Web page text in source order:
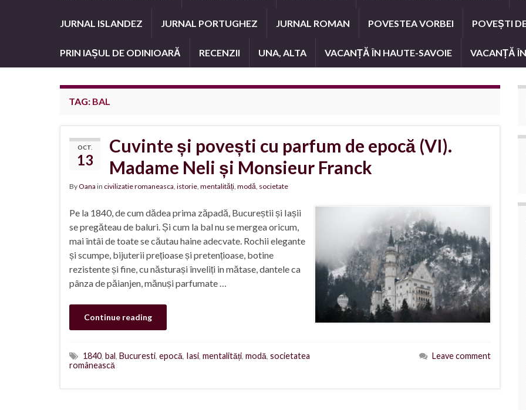
JURNAL ISLANDEZ JURNAL PORTUGHEZ JURNAL ROMAN POVESTEA VORBEI POVEȘTI
PRIN IAȘUL DE ODINIOARĂ RECENZII UNA, ALTA VACANȚĂ ÎN HAUTE-SAVOIE VACANȚĂ
TAG: BAL
OCT.
13
Cuvinte și povești cu parfum de epocă (VI).
Madame Neli și Monsieur Franck
ByOana in civilizatie romaneasca, istorie, mentalități, modă, societate
Pe la 1840, de cum dădea prima zăpadă, Bucureștii și Iașii
se pregăteau de baluri. Și cum la bal nu se mergea oricum,
mai întâi de toate se căutau haine adecvate. Rochii elegante
și scumpe, bijuterii prețioase și pretențioase, botine
rezistente și fine, cu năsturași înveliți in mătase, dantele ca
pânza de păianjen, mănuși parfumate …
Continue reading
1840, bal, Bucuresti, epocă, Iasi, mentalități, modă, societatea
românească
Leave comment